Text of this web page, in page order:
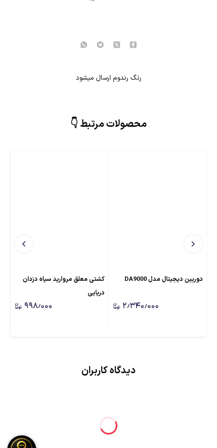
رنگ رندوم ارسال میشود
محصولات مرتبط 👇
دوربین دیجیتال مدل DA9000
۲٫۳۴۰٫۰۰۰
کشتی معلق مروارید سیاه دزدان
دریایی
۹۹۸٫۰۰۰
دیدگاه کاربران